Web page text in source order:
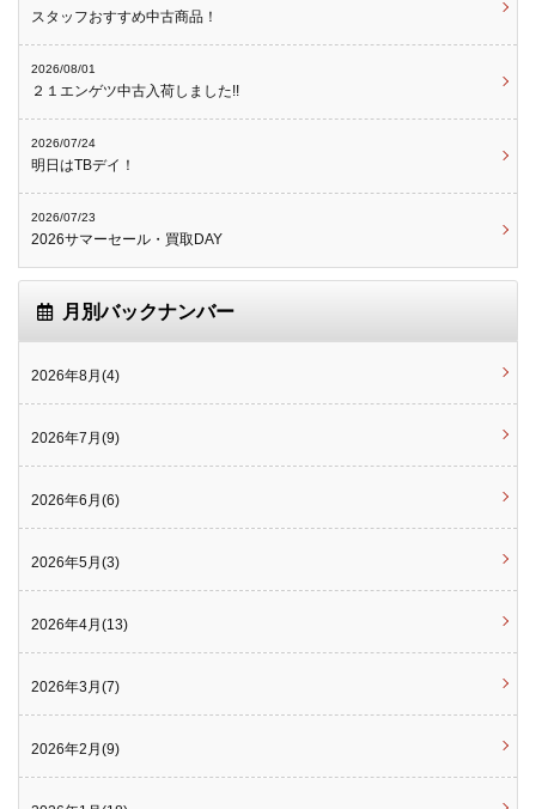
スタッフおすすめ中古商品！
2026/08/01
２１エンゲツ中古入荷しました!!
2026/07/24
明日はTBデイ！
2026/07/23
2026サマーセール・買取DAY
月別バックナンバー
2026年8月(4)
2026年7月(9)
2026年6月(6)
2026年5月(3)
2026年4月(13)
2026年3月(7)
2026年2月(9)